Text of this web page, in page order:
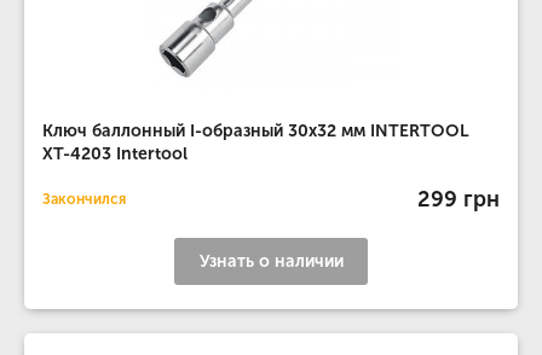
Ключ баллонный I-образный 30х32 мм INTERTOOL
XT-4203 Intertool
Закончился 299 грн
Узнать о наличии